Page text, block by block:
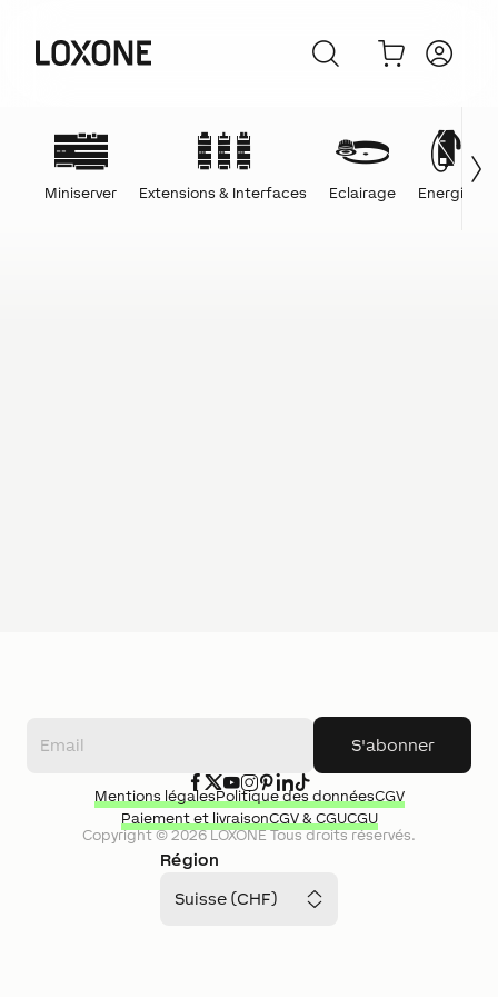
Miniserver Extensions & Interfaces Eclairage Energie
S'abonner
Région
Suisse (CHF)
Copyright ©2026LOXONETous droits réservés.
Mentions légalesPolitique des donnéesCGV
Paiement et livraisonCGV & CGUCGU